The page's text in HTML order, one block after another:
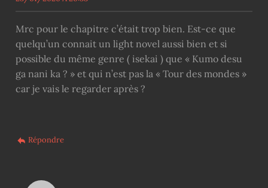
Mrc pour le chapitre c’était trop bien. Est-ce que
quelqu’un connait un light novel aussi bien et si
possible du même genre ( isekai ) que « Kumo desu
ga nani ka ? » et qui n’est pas la « Tour des mondes »
car je vais le regarder après ?
Répondre